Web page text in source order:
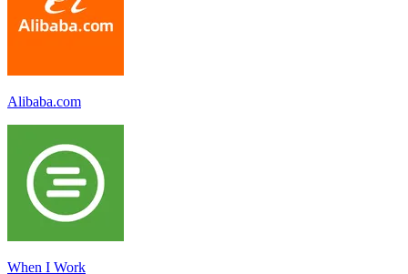
Alibaba.com
When I Work